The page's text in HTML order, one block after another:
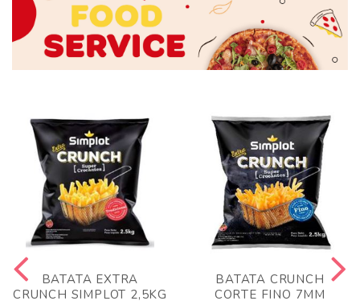
BATATA EXTRA
CRUNCH SIMPLOT 2,5KG
BATATA CRUNCH
CORTE FINO 7MM